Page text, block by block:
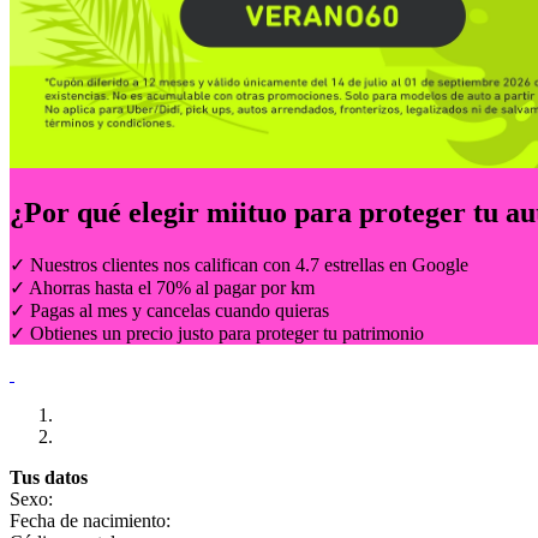
¿Por qué elegir miituo para proteger tu
✓ Nuestros clientes nos califican con 4.7 estrellas en Google
✓ Ahorras hasta el 70% al pagar por km
✓ Pagas al mes y cancelas cuando quieras
✓ Obtienes un precio justo para proteger tu patrimonio
Tus datos
Sexo:
Fecha de nacimiento: